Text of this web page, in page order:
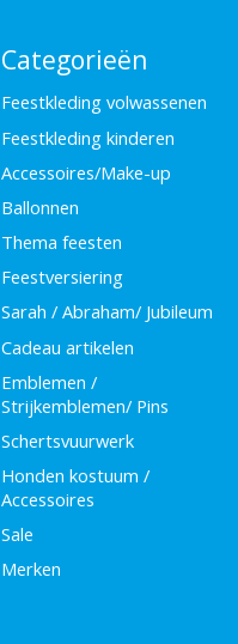
Categorieën
Feestkleding volwassenen
Feestkleding kinderen
Accessoires/Make-up
Ballonnen
Thema feesten
Feestversiering
Sarah / Abraham/ Jubileum
Cadeau artikelen
Emblemen /
Strijkemblemen/ Pins
Schertsvuurwerk
Honden kostuum /
Accessoires
Sale
Merken